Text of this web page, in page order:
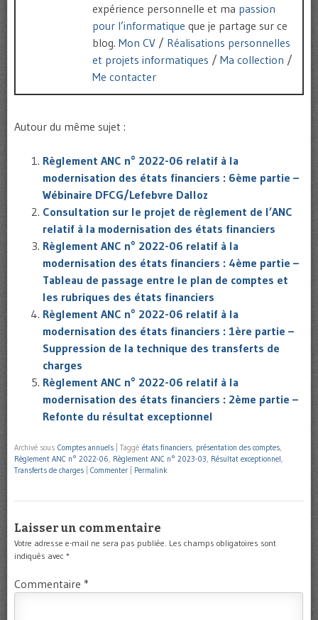
expérience personnelle et ma passion
pour l’informatique que je partage sur ce
blog. Mon CV / Réalisations personnelles
et projets informatiques / Ma collection /
Me contacter
Autour du même sujet :
Règlement ANC n° 2022-06 relatif à la
modernisation des états financiers : 6ème partie –
Wébinaire DFCG/Lefebvre Dalloz
Consultation sur le projet de règlement de l’ANC
relatif à la modernisation des états financiers
Règlement ANC n° 2022-06 relatif à la
modernisation des états financiers : 4ème partie –
Tableau de passage entre le plan de comptes et
les rubriques des états financiers
Règlement ANC n° 2022-06 relatif à la
modernisation des états financiers : 1ère partie –
Suppression de la technique des transferts de
charges
Règlement ANC n° 2022-06 relatif à la
modernisation des états financiers : 2ème partie –
Refonte du résultat exceptionnel
Archivé sous Comptes annuels Taggé états financiers, présentation des comptes,
Règlement ANC n° 2022-06, Règlement ANC n° 2023-03, Résultat exceptionnel,
Transferts de charges
Commenter Permalink
Laisser un commentaire
Votre adresse e-mail ne sera pas publiée. Les champs obligatoires sont
indiqués avec *
Commentaire *